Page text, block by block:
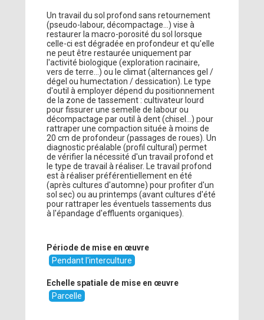
Un travail du sol profond sans retournement
(pseudo-labour, décompactage…) vise à
restaurer la macro-porosité du sol lorsque
celle-ci est dégradée en profondeur et qu'elle
ne peut être restaurée uniquement par
l'activité biologique (exploration racinaire,
vers de terre...) ou le climat (alternances gel /
dégel ou humectation / dessication). Le type
d'outil à employer dépend du positionnement
de la zone de tassement : cultivateur lourd
pour fissurer une semelle de labour ou
décompactage par outil à dent (chisel...) pour
rattraper une compaction située à moins de
20 cm de profondeur (passages de roues). Un
diagnostic préalable (profil cultural) permet
de vérifier la nécessité d'un travail profond et
le type de travail à réaliser. Le travail profond
est à réaliser préférentiellement en été
(après cultures d'automne) pour profiter d'un
sol sec) ou au printemps (avant cultures d'été
pour rattraper les éventuels tassements dus
à l'épandage d'effluents organiques).
Période de mise en œuvre
Pendant l'interculture
Echelle spatiale de mise en œuvre
Parcelle